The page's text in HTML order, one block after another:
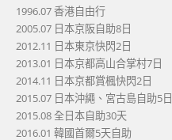
1996.07 香港自由行
2005.07 日本京阪自助8日
2012.11 日本東京快閃2日
2013.01 日本京都高山合掌村7日
2014.11 日本京都賞楓快閃2日
2015.07 日本沖繩、宮古島自助5日
2015.08 全日本自助30天
2016.01 韓國首爾5天自助